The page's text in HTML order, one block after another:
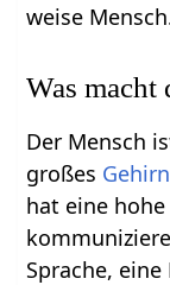
weise
Was macht
Der Mensch
großes Gehirn
hat eine
Sprache,